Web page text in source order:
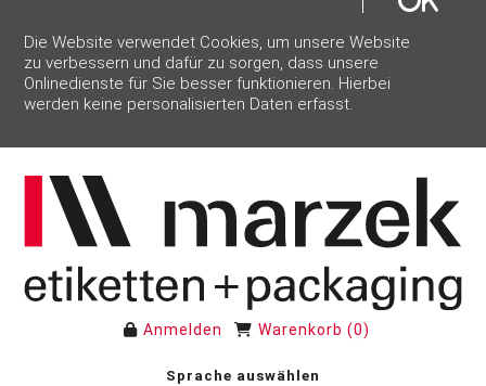
Die Website verwendet Cookies, um unsere Website
zu verbessern und dafür zu sorgen, dass unsere
Onlinedienste für Sie besser funktionieren. Hierbei
werden keine personalisierten Daten erfasst.
Anmelden Warenkorb (0)
Sprache auswählen